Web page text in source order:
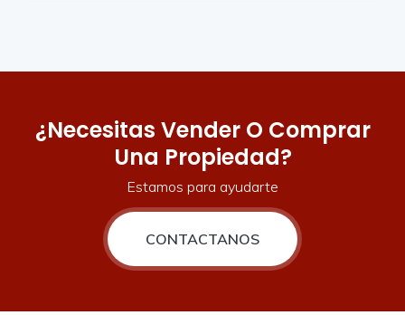
¿Necesitas Vender O Comprar
Una Propiedad?
Estamos para ayudarte
CONTACTANOS